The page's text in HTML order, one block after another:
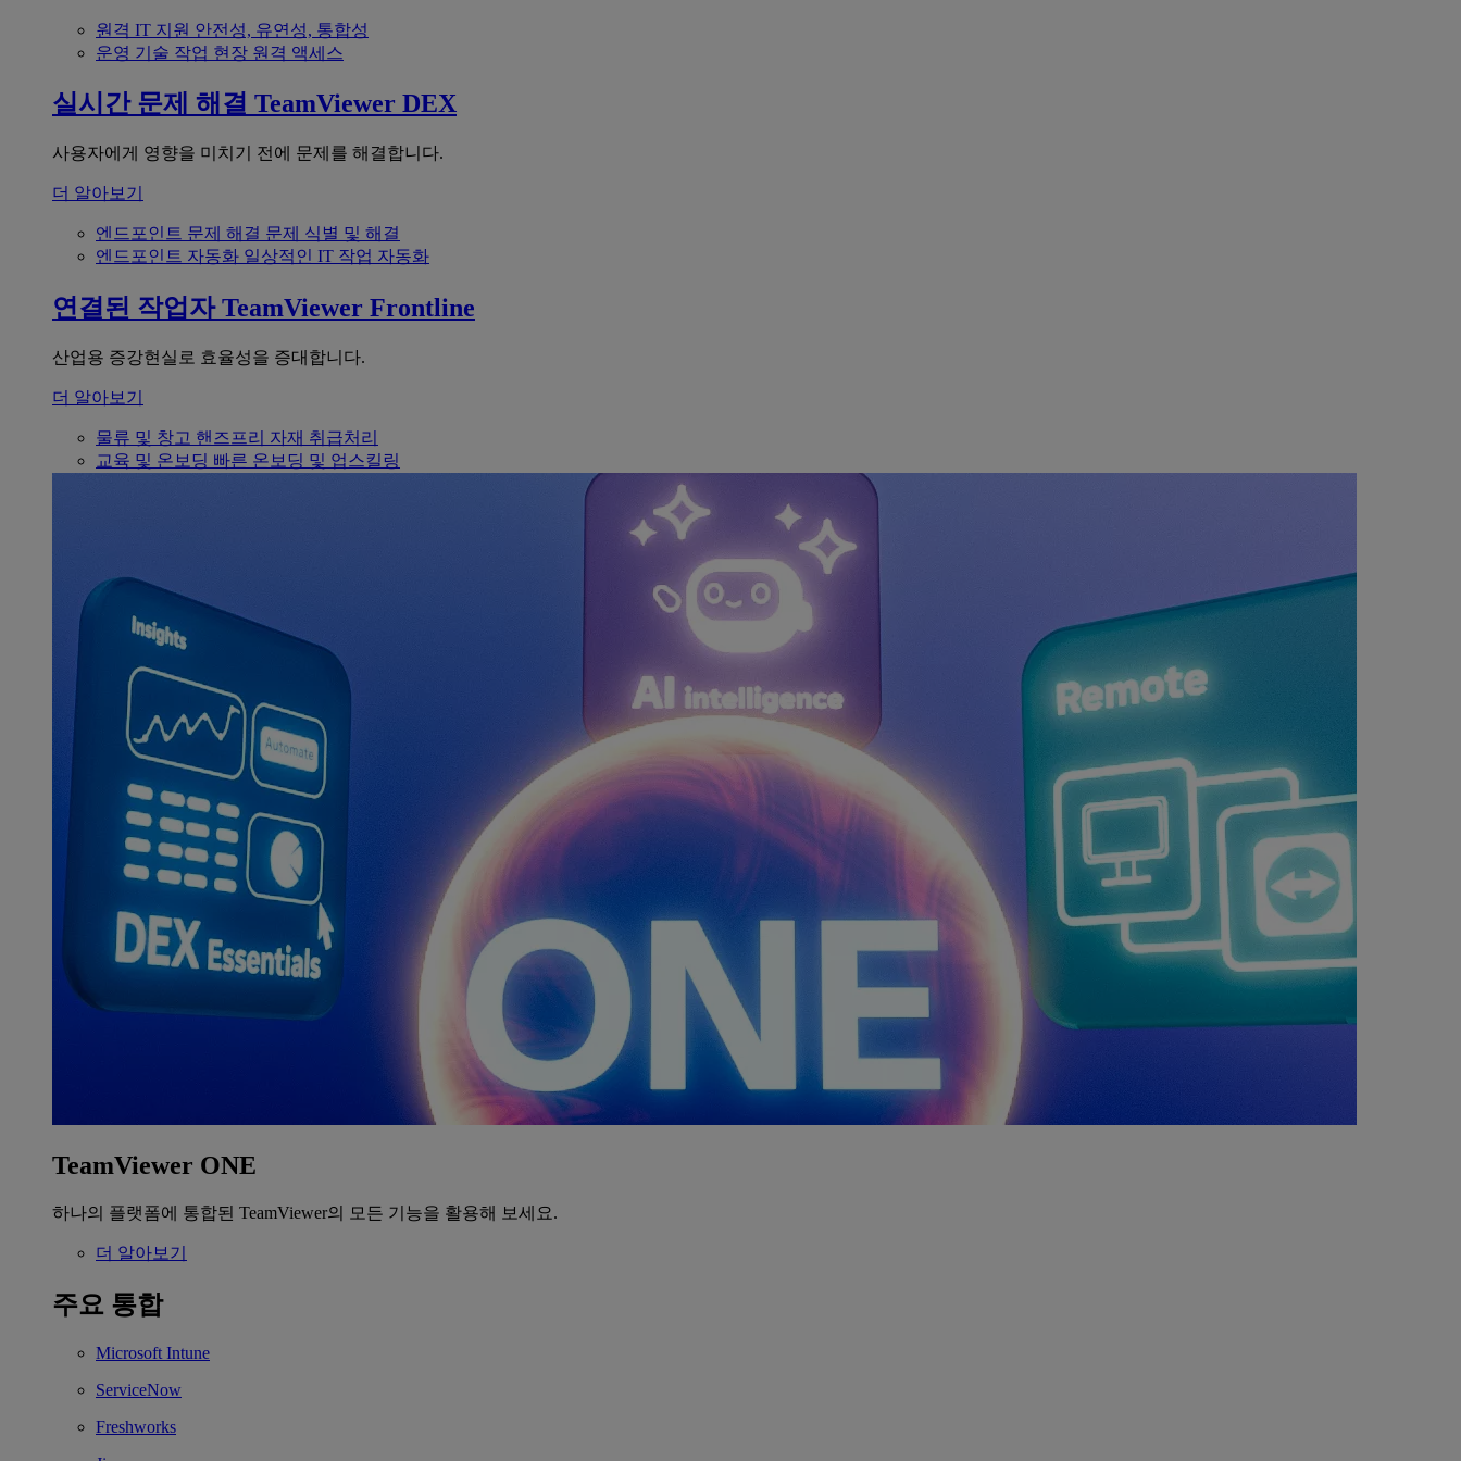
원격 IT 지원 안전성, 유연성, 통합성
운영 기술 작업 현장 원격 액세스
실시간 문제 해결 TeamViewer DEX
사용자에게 영향을 미치기 전에 문제를 해결합니다.
더 알아보기
엔드포인트 문제 해결 문제 식별 및 해결
엔드포인트 자동화 일상적인 IT 작업 자동화
연결된 작업자 TeamViewer Frontline
산업용 증강현실로 효율성을 증대합니다.
더 알아보기
물류 및 창고 핸즈프리 자재 취급처리
교육 및 온보딩 빠른 온보딩 및 업스킬링
TeamViewer ONE
하나의 플랫폼에 통합된 TeamViewer의 모든 기능을 활용해 보세요.
더 알아보기
주요 통합
Microsoft Intune
ServiceNow
Freshworks